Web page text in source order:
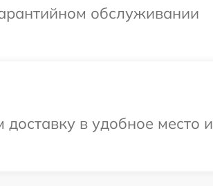
обслуживании
в удобное место и